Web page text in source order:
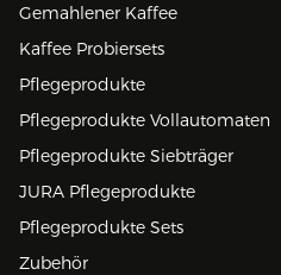
Gemahlener Kaffee
Kaffee Probiersets
Pflegeprodukte
Pflegeprodukte Vollautomaten
Pflegeprodukte Siebträger
JURA Pflegeprodukte
Pflegeprodukte Sets
Zubehör